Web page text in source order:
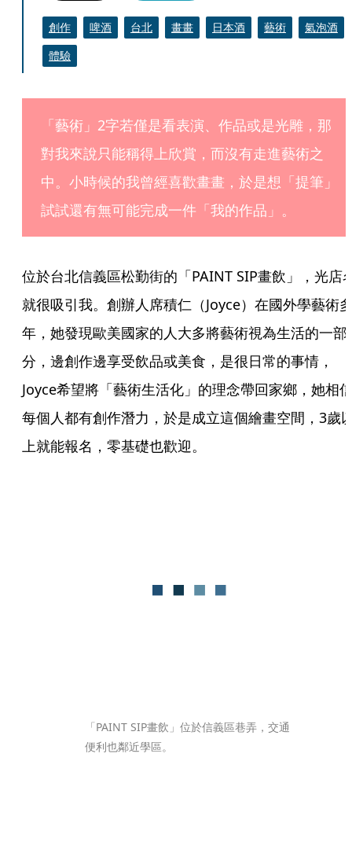
創作 啤酒 台北 畫畫 日本酒 藝術
氣泡酒
體驗
「藝術」2字若僅是看表演、作品或是光雕，那
對我來說只能稱得上欣賞，而沒有走進藝術之
中。小時候的我曾經喜歡畫畫，於是想「提筆」
試試還有無可能完成一件「我的作品」。
位於台北信義區松勤街的「PAINT SIP畫飲」，光店
就很吸引我。創辦人席積仁（Joyce）在國外學藝術
年，她發現歐美國家的人大多將藝術視為生活的一部
分，邊創作邊享受飲品或美食，是很日常的事情，
Joyce希望將「藝術生活化」的理念帶回家鄉，她相
每個人都有創作潛力，於是成立這個繪畫空間，3歲
上就能報名，零基礎也歡迎。
「PAINT SIP畫飲」位於信義區巷弄，交通
便利也鄰近學區。